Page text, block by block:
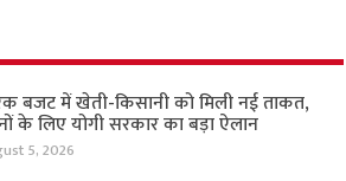
बजट में खेती-किसानी को मिली नई ताकत,
के लिए योगी सरकार का बड़ा ऐलान
5, 2026